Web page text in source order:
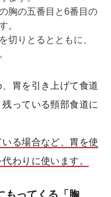
胸の五番目と6番目の
。
切りとるとともに、
胃を引き上げて食道
っている頸部食道に
る場合など、胃を使
わりに使います。